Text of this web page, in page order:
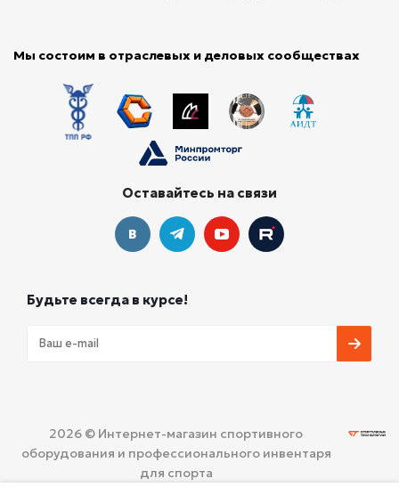
Мы состоим в отраслевых и деловых сообществах
Оставайтесь на связи
Будьте всегда в курсе!
2026 © Интернет-магазин спортивного
оборудования и профессионального инвентаря
для спорта